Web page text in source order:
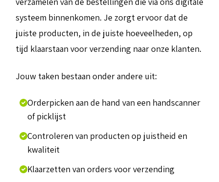
systeem binnenkomen. Je zorgt ervoor dat de
juiste producten, in de juiste hoeveelheden, op
tijd klaarstaan voor verzending naar onze klanten.
Jouw taken bestaan onder andere uit:
Orderpicken aan de hand van een handscanner
of picklijst
Controleren van producten op juistheid en
kwaliteit
Klaarzetten van orders voor verzending